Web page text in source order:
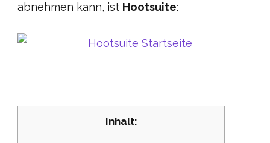
abnehmen kann, ist Hootsuite:
Inhalt: